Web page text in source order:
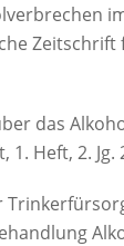
Zeitschrift
das
Heft, 2. Jg.